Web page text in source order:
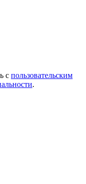
с пользовательским
.